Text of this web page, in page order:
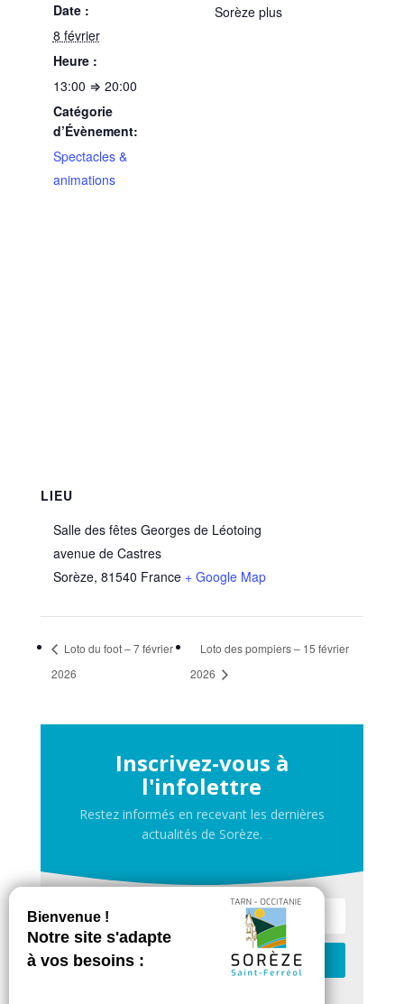
Date :
8 février
Heure :
13:00 ⇒ 20:00
Catégorie
d’Évènement:
Spectacles &
animations
Sorèze plus
LIEU
Salle des fêtes Georges de Léotoing
avenue de Castres
Sorèze, 81540 France + Google Map
Loto du foot – 7 février
2026
Loto des pompiers – 15 février
2026
Inscrivez-vous à
l'infolettre
Restez informés en recevant les dernières
actualités de Sorèze.
Je m'inscris